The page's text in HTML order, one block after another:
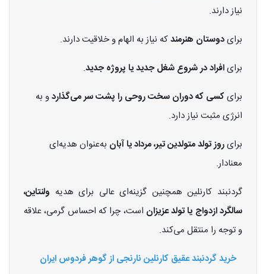
نیاز دارند.
برایدوستان هنرمندکه نیاز به الهام و خلاقیت دارند.
برایافراد در شروع شغل جدید یا پروژه جدید.
برایکسی که دوران سخت روحی را پشت سر می‌گذاردو به
انرژی مثبت نیاز دارد.
برایروز تولد متولدین تیر، مرداد یا آبان به‌عنوان هدیه‌ای
معنادار.
گردنبند کارنلین همچنین گزینه‌ای عالی برای هدیه ولنتاین،
سالگرد ازدواج یا تولد عزیزان است، چرا که احساس گرمی، علاقه
و توجه را منتقل می‌کند.
خرید گردنبند عقیق کارنلین نارنجی از گوهر فردوس ایران